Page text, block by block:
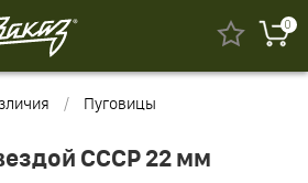
0
Пуговицы
СССР 22 мм